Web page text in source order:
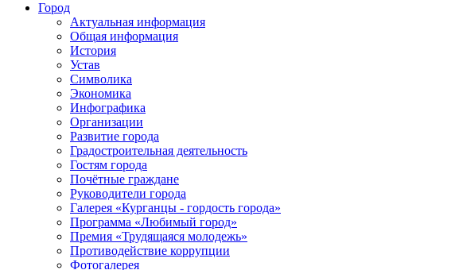
Город
Актуальная информация
Общая информация
История
Устав
Символика
Экономика
Инфографика
Организации
Развитие города
Градостроительная деятельность
Гостям города
Почётные граждане
Руководители города
Галерея «Курганцы - гордость города»
Программа «Любимый город»
Премия «Трудящаяся молодежь»
Противодействие коррупции
Фотогалерея